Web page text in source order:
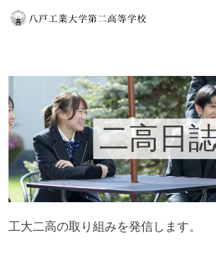
二高日
工大二高の取り組みを発信します。